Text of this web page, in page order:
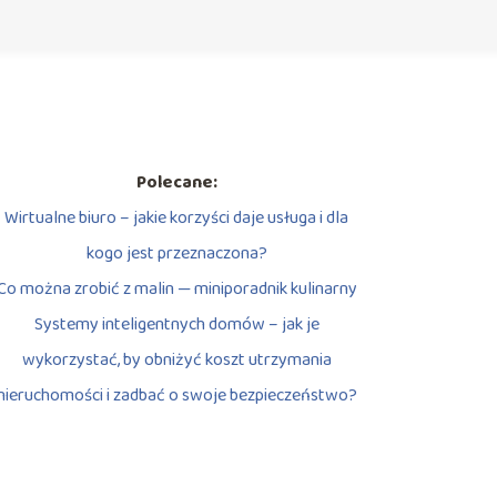
Polecane:
Wirtualne biuro – jakie korzyści daje usługa i dla
kogo jest przeznaczona?
można zrobić z malin — miniporadnik kulinarny
Systemy inteligentnych domów – jak je
wykorzystać, by obniżyć koszt utrzymania
i zadbać o swoje bezpieczeństwo?